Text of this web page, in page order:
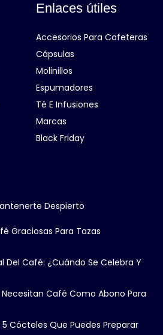
Enlaces útiles
Accesorios Para Cafeteras
Cápsulas
Molinillos
Espumadores
Té E Infusiones
Marcas
Black Friday
Despierto
Graciosas Para Tazas
Del Café: ¿Cuándo Se Celebra Y
Necesitan Café Como Abono Para
5 Cócteles Que Puedes Preparar